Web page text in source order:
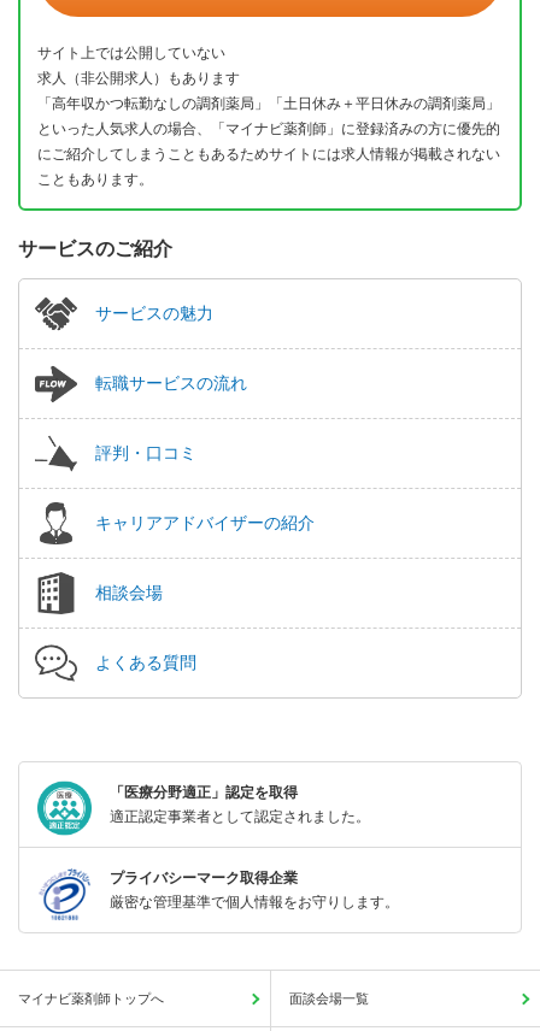
サイト上では公開していない
求人（非公開求人）もあります
「高年収かつ転勤なしの調剤薬局」「土日休み＋平日休みの調剤薬局」
といった人気求人の場合、「マイナビ薬剤師」に登録済みの方に優先的
にご紹介してしまうこともあるためサイトには求人情報が掲載されない
こともあります。
サービスのご紹介
サービスの魅力
転職サービスの流れ
評判・口コミ
キャリアアドバイザーの紹介
相談会場
よくある質問
「医療分野適正」認定を取得
適正認定事業者として認定されました。
プライバシーマーク取得企業
厳密な管理基準で個人情報をお守りします。
マイナビ薬剤師トップへ 面談会場一覧